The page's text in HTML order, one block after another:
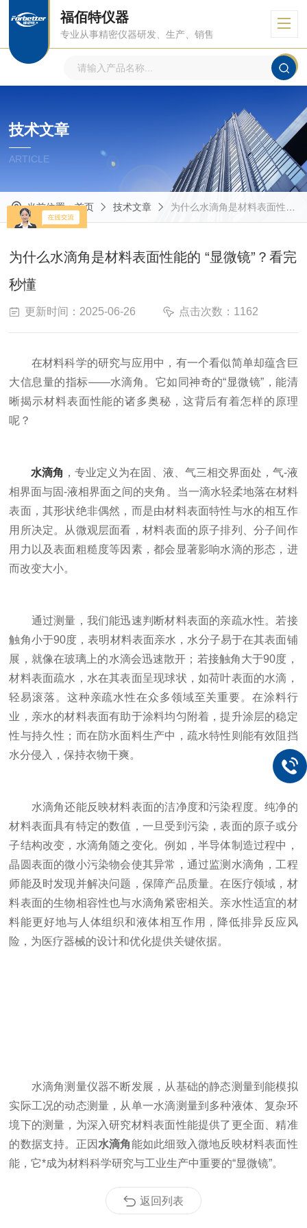
福佰特仪器
专业从事精密仪器研发、生产、销售
技术文章
ARTICLE
当前位置：首页 技术文章 为什么水滴角是材料表面性能的 “显微镜”？看完秒懂
为什么水滴角是材料表面性能的 “显微镜”？看完
秒懂
更新时间：2025-06-26 点击次数：1162
在材料科学的研究与应用中，有一个看似简单却蕴含巨
大信息量的指标——水滴角。它如同神奇的“显微镜”，能清
晰揭示材料表面性能的诸多奥秘，这背后有着怎样的原理
呢？​
水滴角 ，专业定义为在固、液、气三相交界面处，气-液
相界面与固-液相界面之间的夹角。当一滴水轻柔地落在材料
表面，其形状绝非偶然，而是由材料表面特性与水的相互作
用所决定。从微观层面看，材料表面的原子排列、分子间作
用力以及表面粗糙度等因素，都会显著影响水滴的形态，进
而改变大小。​
通过测量，我们能迅速判断材料表面的亲疏水性。若接
触角小于90度，表明材料表面亲水，水分子易于在其表面铺
展，就像在玻璃上的水滴会迅速散开；若接触角大于90度，
材料表面疏水，水在其表面呈现球状，如荷叶表面的水滴，
轻易滚落。这种亲疏水性在众多领域至关重要。在涂料行
业，亲水的材料表面有助于涂料均匀附着，提升涂层的稳定
性与持久性；而在防水面料生产中，疏水特性则能有效阻挡
水分侵入，保持衣物干爽。​
水滴角还能反映材料表面的洁净度和污染程度。纯净的
材料表面具有特定的数值，一旦受到污染，表面的原子或分
子结构改变，水滴角随之变化。例如，半导体制造过程中，
晶圆表面的微小污染物会使其异常，通过监测水滴角，工程
师能及时发现并解决问题，保障产品质量。在医疗领域，材
料表面的生物相容性也与水滴角紧密相关。亲水性适宜的材
料能更好地与人体组织和液体相互作用，降低排异反应风
险，为医疗器械的设计和优化提供关键依据。​
水滴角测量仪器不断发展，从基础的静态测量到能模拟
实际工况的动态测量，从单一水滴测量到多种液体、复杂环
境下的测量，为深入研究材料表面性能提供了更全面、精准
的数据支持。正因 水滴角能如此细致入微地反映材料表面性
能，它*成为材料科学研究与工业生产中重要的“显微镜”。
返回列表